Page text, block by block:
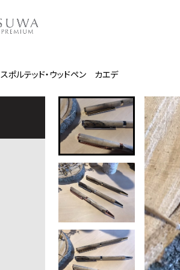
スポルテッド・ウッドペン カエデ